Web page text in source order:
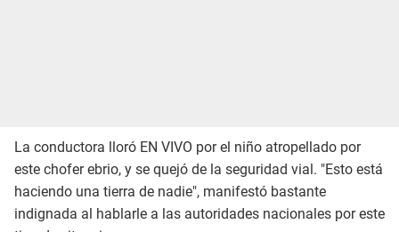
La conductora lloró EN VIVO por el niño atropellado por
este chofer ebrio, y se quejó de la seguridad vial. "Esto está
haciendo una tierra de nadie", manifestó bastante
indignada al hablarle a las autoridades nacionales por este